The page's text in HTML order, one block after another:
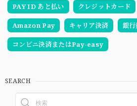
PAY ID あと払い
クレジットカード
Amazon Pay キャリア決済 銀
コンビニ決済またはPay-easy
SEARCH